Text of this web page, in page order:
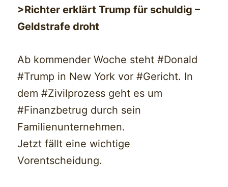
>Richter erklärt Trump für schuldig –
Geldstrafe droht
Ab kommender Woche steht #Donald
#Trump in New York vor #Gericht. In
dem #Zivilprozess geht es um
#Finanzbetrug durch sein
Familienunternehmen.
Jetzt fällt eine wichtige
Vorentscheidung.